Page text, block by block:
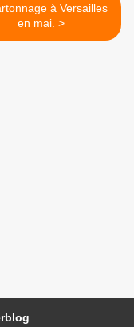
à Versailles
en mai. >